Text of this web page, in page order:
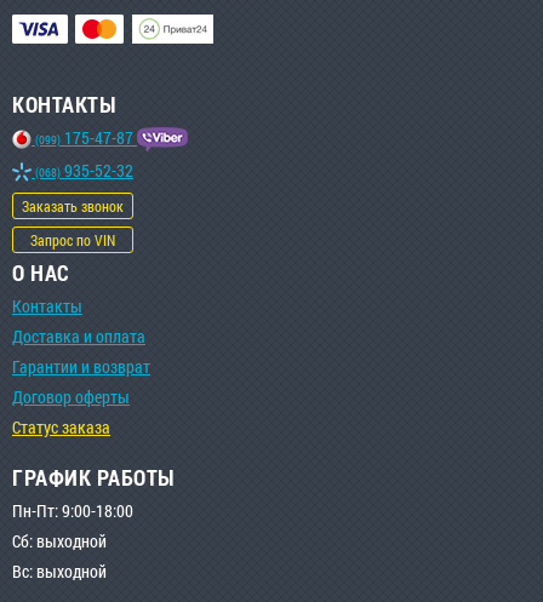
КОНТАКТЫ
(099) 175-47-87
(068) 935-52-32
Заказать звонок
Запрос по VIN
О НАС
Контакты
Доставка и оплата
Гарантии и возврат
Договор оферты
Статус заказа
ГРАФИК РАБОТЫ
Пн-Пт: 9:00-18:00
Сб: выходной
Вс: выходной